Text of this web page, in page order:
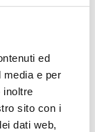
ed
media e per
inoltre
sito con i
dati web,